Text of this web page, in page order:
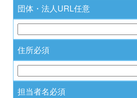
団体・法人URL任意
住所必須
担当者名必須